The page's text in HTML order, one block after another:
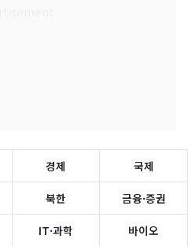
경제 국제
북한 금융·증권
IT·과학 바이오